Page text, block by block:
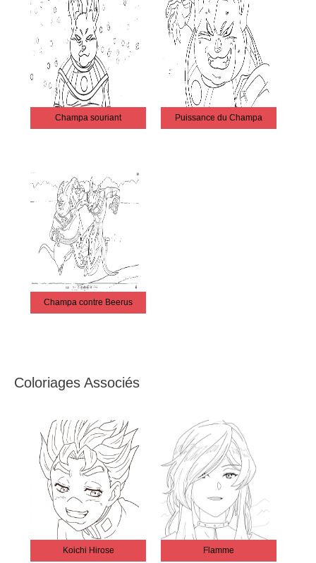
Champa souriant Puissance du Champa
Champa contre Beerus
Coloriages Associés
Koichi Hirose Flamme